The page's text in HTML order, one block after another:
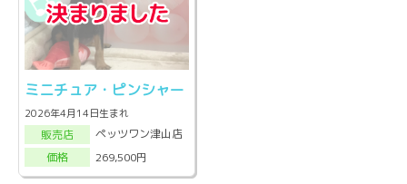
ミニチュア・ピンシャー
2026年4月14日生まれ
販売店
ペッツワン津山店
価格
269,500円